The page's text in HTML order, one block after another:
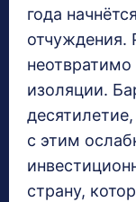
года
отчуждения.
изоляции.
с этим
страну,